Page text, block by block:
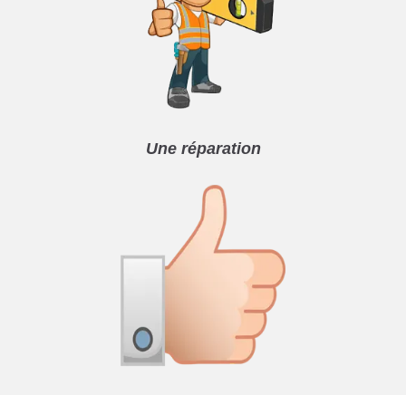
Une réparation